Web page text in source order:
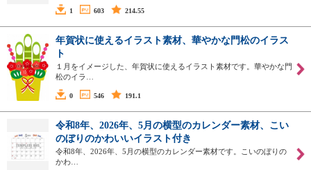
1 603 214.55
年賀状に使えるイラスト素材、華やかな門松のイラス
ト
１月をイメージした、年賀状に使えるイラスト素材です。華やかな門
松のイラ…
0 546 191.1
令和8年、2026年、5月の横型のカレンダー素材、こい
のぼりのかわいいイラスト付き
令和8年、2026年、5月の横型のカレンダー素材です。こいのぼりの
かわ…